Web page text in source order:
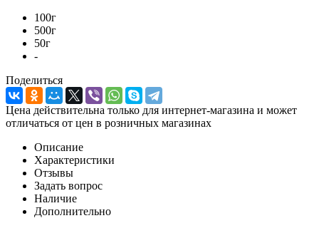
100г
500г
50г
-
Поделиться
Цена действительна только для интернет-магазина и может
отличаться от цен в розничных магазинах
Описание
Характеристики
Отзывы
Задать вопрос
Наличие
Дополнительно